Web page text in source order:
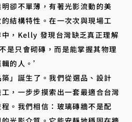
卻不單薄，有著光影流動的美
結構特性。在一次次與現場工
，Kelly 發現台灣缺乏真正理解
只會砌磚，而是能掌握其物理
的人。’
」誕生了。我們從選品、設計
，一步步摸索出一套最適合台灣
。我們相信：玻璃磚牆不是配